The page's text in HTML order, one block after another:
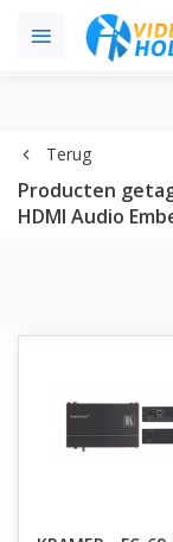
Terug
Producten
HDMI Audio